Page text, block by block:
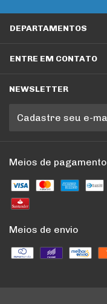
DEPARTAMENTOS
ENTRE EM CONTATO
NEWSLETTER
Meios de pagamento
Meios de envio